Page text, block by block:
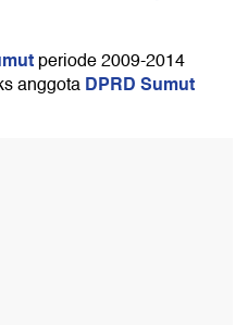
periode 2009-2014
anggotaDPRD Sumut